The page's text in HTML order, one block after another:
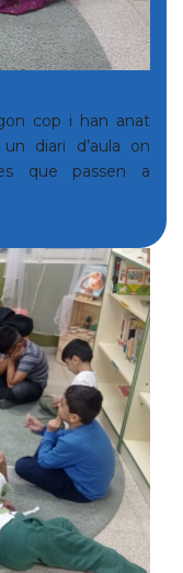
cop i han anat
diari d’aula on
que passen a